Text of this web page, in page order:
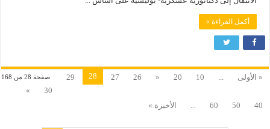
أكمل القراءة »
صفحة 28 من 168 « الأولى ...
10
20
«
26
27
28
29
30
»
40
50
60
... الأخيرة »